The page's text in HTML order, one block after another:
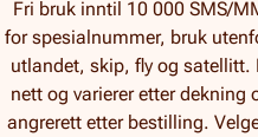
Fri bruk inntil 10 000 SMS/
for spesialnummer, bruk
utlandet, skip, fly og satellitt.
nett og varierer etter dekning
angrerett etter bestilling.